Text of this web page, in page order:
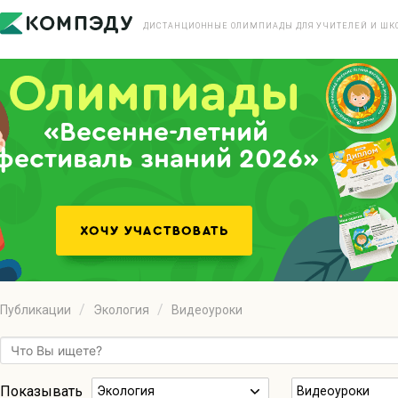
ДИСТАНЦИОННЫЕ ОЛИМПИАДЫ ДЛЯ УЧИТЕЛЕЙ И
«Весенне-летний
знаний 2026»
Публикации Экология Видеоуроки
Показывать Экология Видеоуроки